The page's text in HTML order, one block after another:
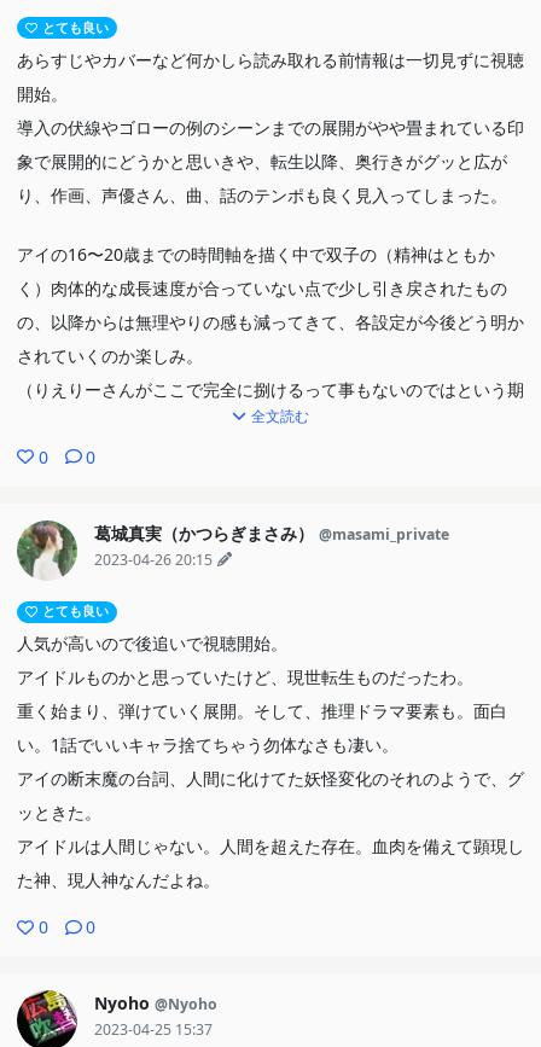
とても良い
あらすじやカバーなど何かしら読み取れる前情報は一切見ずに視聴
開始。
導入の伏線やゴローの例のシーンまでの展開がやや畳まれている印
象で展開的にどうかと思いきや、転生以降、奥行きがグッと広が
り、作画、声優さん、曲、話のテンポも良く見入ってしまった。
アイの16〜20歳までの時間軸を描く中で双子の（精神はともか
く）肉体的な成長速度が合っていない点で少し引き戻されたもの
の、以降からは無理やりの感も減ってきて、各設定が今後どう明か
されていくのか楽しみ。
（りえりーさんがここで完全に捌けるって事もないのではという期
全文読む
0 0
葛城真実（かつらぎまさみ）
@masami_private
2023-04-26 20:15
とても良い
人気が高いので後追いで視聴開始。
アイドルものかと思っていたけど、現世転生ものだったわ。
重く始まり、弾けていく展開。そして、推理ドラマ要素も。面白
い。1話でいいキャラ捨てちゃう勿体なさも凄い。
アイの断末魔の台詞、人間に化けてた妖怪変化のそれのようで、グ
ッときた。
アイドルは人間じゃない。人間を超えた存在。血肉を備えて顕現し
た神、現人神なんだよね。
0 0
Nyoho @Nyoho
2023-04-25 15:37